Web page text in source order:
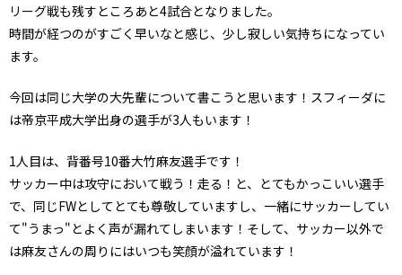
リーグ戦も残すところあと4試合となりました。
時間が経つのがすごく早いなと感じ、少し寂しい気持ちになってい
ます。
今回は同じ大学の大先輩について書こうと思います！スフィーダに
は帝京平成大学出身の選手が3人もいます！
1人目は、背番号10番大竹麻友選手です！
サッカー中は攻守において戦う！走る！と、とてもかっこいい選手
で、同じFWとしてとても尊敬していますし、一緒にサッカーしてい
て"うまっ"とよく声が漏れてしまいます！そして、サッカー以外で
は麻友さんの周りにはいつも笑顔が溢れています！